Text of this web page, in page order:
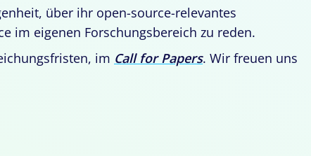
über ihr open-source-relevantes
im eigenen Forschungsbereich zu reden.
im Call for Papers. Wir freuen uns